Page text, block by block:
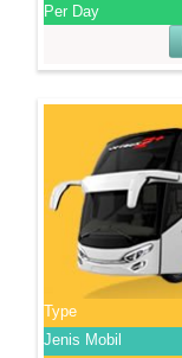
Per Day
Type
Jenis Mobil